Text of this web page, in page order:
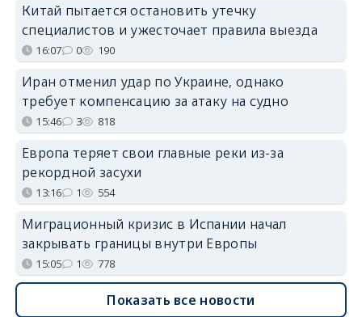
Китай пытается остановить утечку
специалистов и ужесточает правила выезда
16:07 0 190
Иран отменил удар по Украине, однако
требует компенсацию за атаку на судно
15:46 3 818
Европа теряет свои главные реки из-за
рекордной засухи
13:16 1 554
Миграционный кризис в Испании начал
закрывать границы внутри Европы
15:05 1 778
Показать все новости